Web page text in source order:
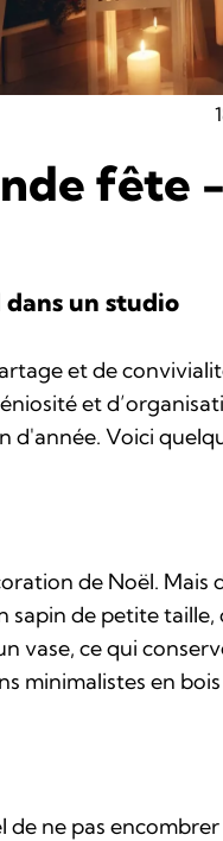
fête
un studio
et de
et
Voici
de Noël.
sapin de petite
vase, ce qui
minimalistes en
ne pas